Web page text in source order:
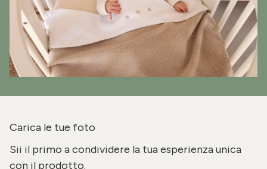
Carica le tue foto
Sii il primo a condividere la tua esperienza unica
con il prodotto.